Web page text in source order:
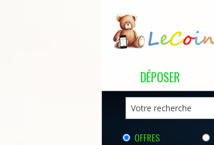
DÉPOSER
OFFRES